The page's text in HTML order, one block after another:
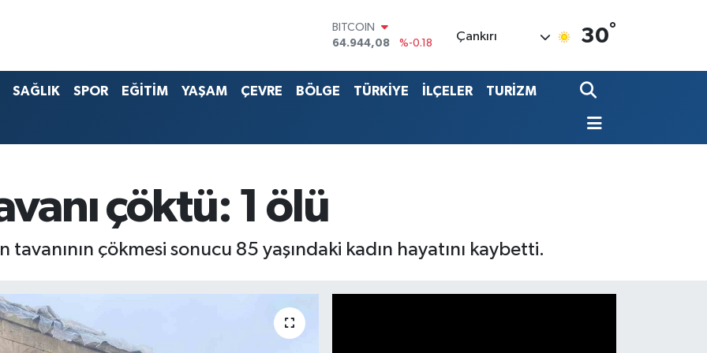
64.944,08
DOLAR
55,2510
%0.32
G.ALTIN
Çankırı 30°
SAĞLIK SPOR EĞİTİM YAŞAM ÇEVRE BÖLGE TÜRKİYE İLÇELER TURİZM
çöktü: 1 ölü
tavanının çökmesi sonucu 85 yaşındaki kadın hayatını kaybetti.